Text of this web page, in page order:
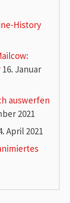
History
16. Januar
auswerfen
2021
April 2021